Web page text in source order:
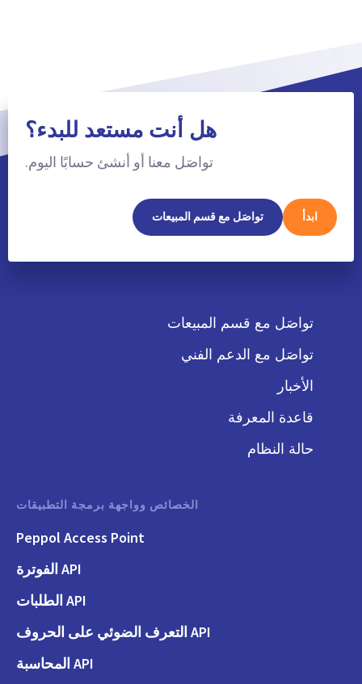
هل أنت مستعد للبدء؟
تواصَل معنا أو أنشئ حسابًا اليوم.
ابدأ تواصَل مع قسم المبيعات
تواصَل مع قسم المبيعات
تواصَل مع الدعم الفني
الأخبار
قاعدة المعرفة
حالة النظام
الخصائص وواجهة برمجة التطبيقات
Peppol Access Point
API الفوترة
API الطلبات
API التعرف الضوئي على الحروف
API المحاسبة